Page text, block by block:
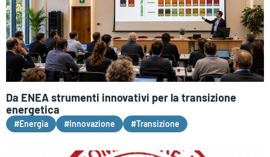
Da ENEA strumenti innovativi per la transizione
energetica
#Energia #Innovazione #Transizione